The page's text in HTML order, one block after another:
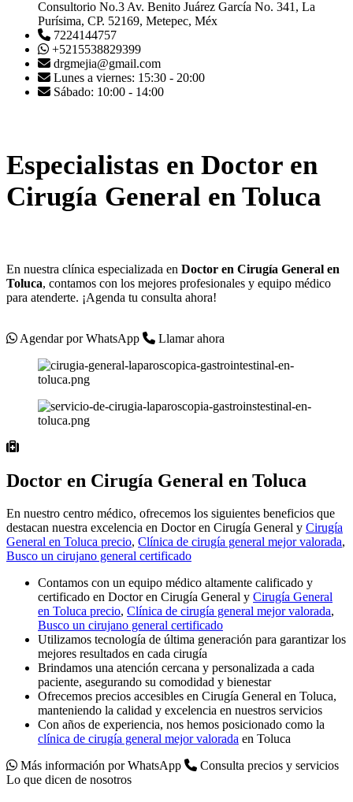
Consultorio No.3 Av. Benito Juárez García No. 341, La
Purísima, CP. 52169, Metepec, Méx
7224144757
+5215538829399
drgmejia@gmail.com
Lunes a viernes: 15:30 - 20:00
Sábado: 10:00 - 14:00
Especialistas en Doctor en
Cirugía General en Toluca
En nuestra clínica especializada en Doctor en Cirugía General en
Toluca, contamos con los mejores profesionales y equipo médico
para atenderte. ¡Agenda tu consulta ahora!
Agendar por WhatsApp Llamar ahora
Doctor en Cirugía General en Toluca
En nuestro centro médico, ofrecemos los siguientes beneficios que
destacan nuestra excelencia en Doctor en Cirugía General y Cirugía
General en Toluca precio, Clínica de cirugía general mejor valorada,
Busco un cirujano general certificado
Contamos con un equipo médico altamente calificado y
certificado en Doctor en Cirugía General y Cirugía General
en Toluca precio, Clínica de cirugía general mejor valorada,
Busco un cirujano general certificado
Utilizamos tecnología de última generación para garantizar los
mejores resultados en cada cirugía
Brindamos una atención cercana y personalizada a cada
paciente, asegurando su comodidad y bienestar
Ofrecemos precios accesibles en Cirugía General en Toluca,
manteniendo la calidad y excelencia en nuestros servicios
Con años de experiencia, nos hemos posicionado como la
clínica de cirugía general mejor valorada en Toluca
Más información por WhatsApp
Consulta precios y servicios
Lo que dicen de nosotros